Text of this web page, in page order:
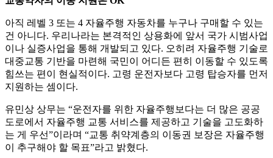
아직 레벨 3 또는 4 자율주행 자동차를 누구나 구매할 수 있는
건 아니다. 우리나라는 본격적인 상용화에 앞서 국가 시범사업
이나 실증사업을 통해 개발되고 있다. 오히려 자율주행 기술로
대중교통 기반을 마련해 국민이 어디든 편히 이동할 수 있도록
힘쓰는 편이 현실적이다. 고령 운전자보다 고령 탑승자를 먼저
지원하는 셈이다.
유민상 상무는 “운전자를 위한 자율주행보다는 더 많은 공공
도로에서 자율주행 교통 서비스를 제공하고 기술을 고도화하
는 게 우선”이라며 “교통 취약계층의 이동권 보장은 자율주행
이 추구해야 할 목표”라고 밝혔다.